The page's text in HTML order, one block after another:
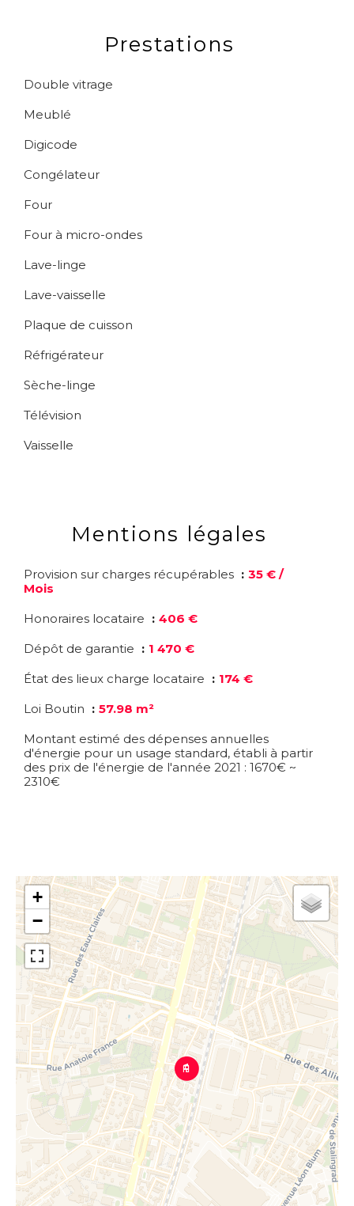
Prestations
Double vitrage
Meublé
Digicode
Congélateur
Four
Four à micro-ondes
Lave-linge
Lave-vaisselle
Plaque de cuisson
Réfrigérateur
Sèche-linge
Télévision
Vaisselle
Mentions légales
Provision sur charges récupérables
35 € /
Mois
Honoraires locataire
406 €
Dépôt de garantie
1 470 €
État des lieux charge locataire
174 €
Loi Boutin
57.98 m²
Montant estimé des dépenses annuelles
d'énergie pour un usage standard, établi à partir
des prix de l'énergie de l'année 2021 : 1670€ ~
2310€
+
−